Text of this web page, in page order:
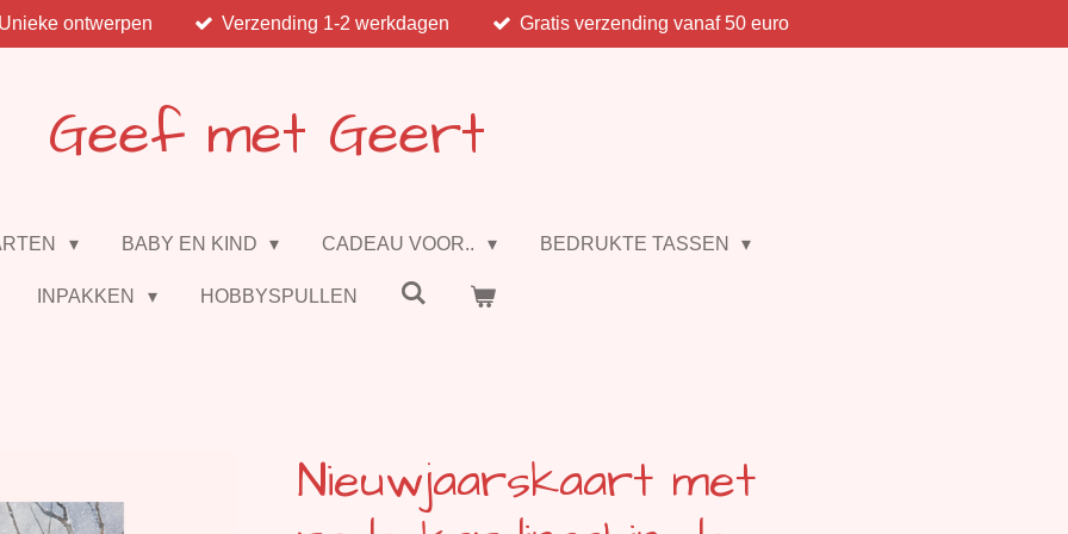
Unieke ontwerpen Verzending 1-2 werkdagen Gratis verzending vanaf 50 euro
Geef met Geert
BABY EN KIND CADEAU VOOR.. BEDRUKTE TASSEN
INPAKKEN HOBBYSPULLEN
Nieuwjaarskaart met